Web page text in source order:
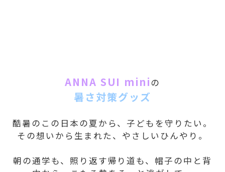
ANNA SUI miniの
暑さ対策グッズ
酷暑のこの日本の夏から、子どもを守りたい。
その想いから生まれた、やさしいひんやり。
朝の通学も、照り返す帰り道も、帽子の中と背